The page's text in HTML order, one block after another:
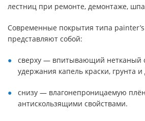
лестниц при ремонте, демонтаже,
Современные покрытия типа
представляют собой:
сверху — впитывающий нетканый
удержания капель краски, грунта и
снизу — влагонепроницаемую
антискользящими свойствами.